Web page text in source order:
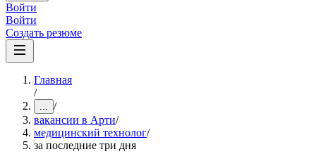
Войти
Войти
Создать резюме
Главная
/
... /
вакансии в Арти/
медицинский технолог/
за последние три дня